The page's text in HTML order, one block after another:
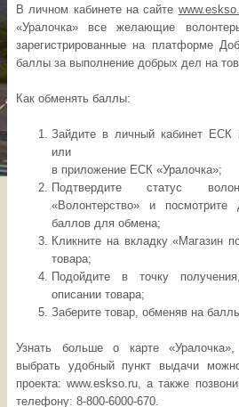
В личном кабинете на сайте
«Уралочка» все желающие
зарегистрированные на платформе
баллы за выполнение добрых дел на
Как обменять баллы:
Зайдите в личный кабинет ЕСК
или
в приложение ЕСК «Уралочка»;
Подтвердите статус
«Волонтерство» и посмотрите
баллов для обмена;
Кликните на вкладку «Магазин
товара;
Подойдите в точку
описании товара;
Заберите товар, обменяв на
Узнать больше о карте
выбрать удобный пункт выдачи
проекта: www.eskso.ru, а также
телефону: 8-800-6000-670.